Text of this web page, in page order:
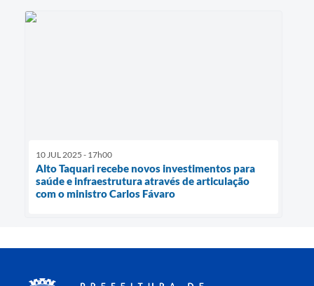
10 JUL 2025 - 17h00
Alto Taquari recebe novos investimentos para
saúde e infraestrutura através de articulação
com o ministro Carlos Fávaro